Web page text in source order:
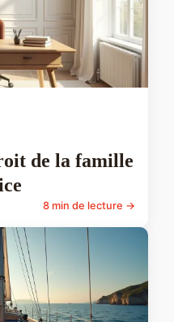
de la famille
8 min de lecture →